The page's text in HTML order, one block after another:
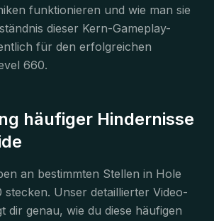
funktionieren und wie man sie
dieser Kern-Gameplay-
für den erfolgreichen
660.
häufiger Hindernisse
an bestimmten Stellen in Hole
stecken. Unser detaillierter Video-
dir genau, wie du diese häufigen